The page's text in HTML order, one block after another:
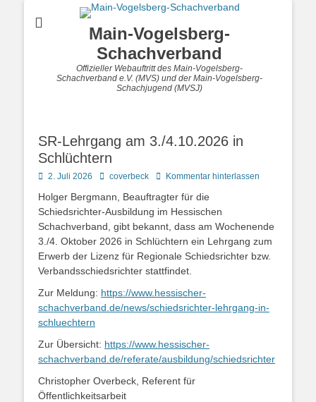
Main-Vogelsberg-
Schachverband
Offizieller Webauftritt des Main-Vogelsberg-
Schachverband e.V. (MVS) und der Main-Vogelsberg-
Schachjugend (MVSJ)
SR-Lehrgang am 3./4.10.2026 in
Schlüchtern
Posted
2. Juli 2026 Autorcoverbeck Kommentar hinterlassen
Holger Bergmann, Beauftragter für die
Schiedsrichter-Ausbildung im Hessischen
Schachverband, gibt bekannt, dass am Wochenende
3./4. Oktober 2026 in Schlüchtern ein Lehrgang zum
Erwerb der Lizenz für Regionale Schiedsrichter bzw.
Verbandsschiedsrichter stattfindet.
Zur Meldung: https://www.hessischer-
schachverband.de/news/schiedsrichter-lehrgang-in-
schluechtern
Zur Übersicht: https://www.hessischer-
schachverband.de/referate/ausbildung/schiedsrichter
Christopher Overbeck, Referent für
Öffentlichkeitsarbeit